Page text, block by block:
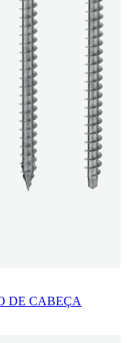
DE CABEÇA